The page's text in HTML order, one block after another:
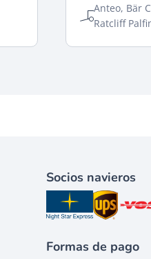
Anteo, Bär
Ratcliff
Socios navieros
Formas de pago